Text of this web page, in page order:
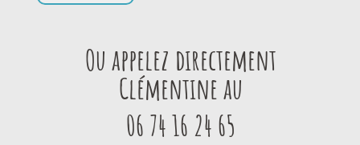
Ou appelez directement
Clémentine au
06 74 16 24 65